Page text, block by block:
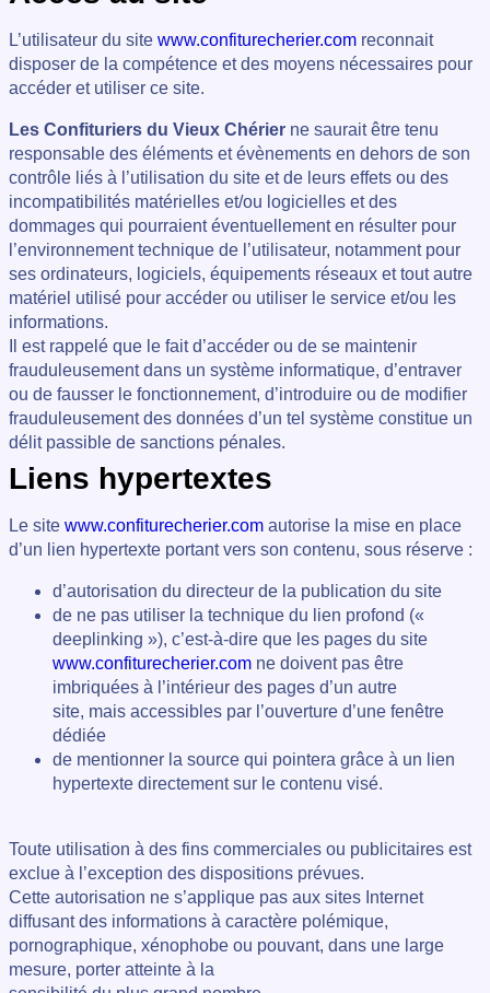
L’utilisateur du site www.confiturecherier.com reconnait
disposer de la compétence et des moyens nécessaires pour
accéder et utiliser ce site.
Les Confituriers du Vieux Chérier ne saurait être tenu
responsable des éléments et évènements en dehors de son
contrôle liés à l’utilisation du site et de leurs effets ou des
incompatibilités matérielles et/ou logicielles et des
dommages qui pourraient éventuellement en résulter pour
l’environnement technique de l’utilisateur, notamment pour
ses ordinateurs, logiciels, équipements réseaux et tout autre
matériel utilisé pour accéder ou utiliser le service et/ou les
informations.
Il est rappelé que le fait d’accéder ou de se maintenir
frauduleusement dans un système informatique, d’entraver
ou de fausser le fonctionnement, d’introduire ou de modifier
frauduleusement des données d’un tel système constitue un
délit passible de sanctions pénales.
Liens hypertextes
Le site www.confiturecherier.com autorise la mise en place
d’un lien hypertexte portant vers son contenu, sous réserve :
d’autorisation du directeur de la publication du site
de ne pas utiliser la technique du lien profond («
deeplinking »), c’est-à-dire que les pages du site
www.confiturecherier.com ne doivent pas être
imbriquées à l’intérieur des pages d’un autre
site, mais accessibles par l’ouverture d’une fenêtre
dédiée
de mentionner la source qui pointera grâce à un lien
hypertexte directement sur le contenu visé.
Toute utilisation à des fins commerciales ou publicitaires est
exclue à l’exception des dispositions prévues.
Cette autorisation ne s’applique pas aux sites Internet
diffusant des informations à caractère polémique,
pornographique, xénophobe ou pouvant, dans une large
mesure, porter atteinte à la